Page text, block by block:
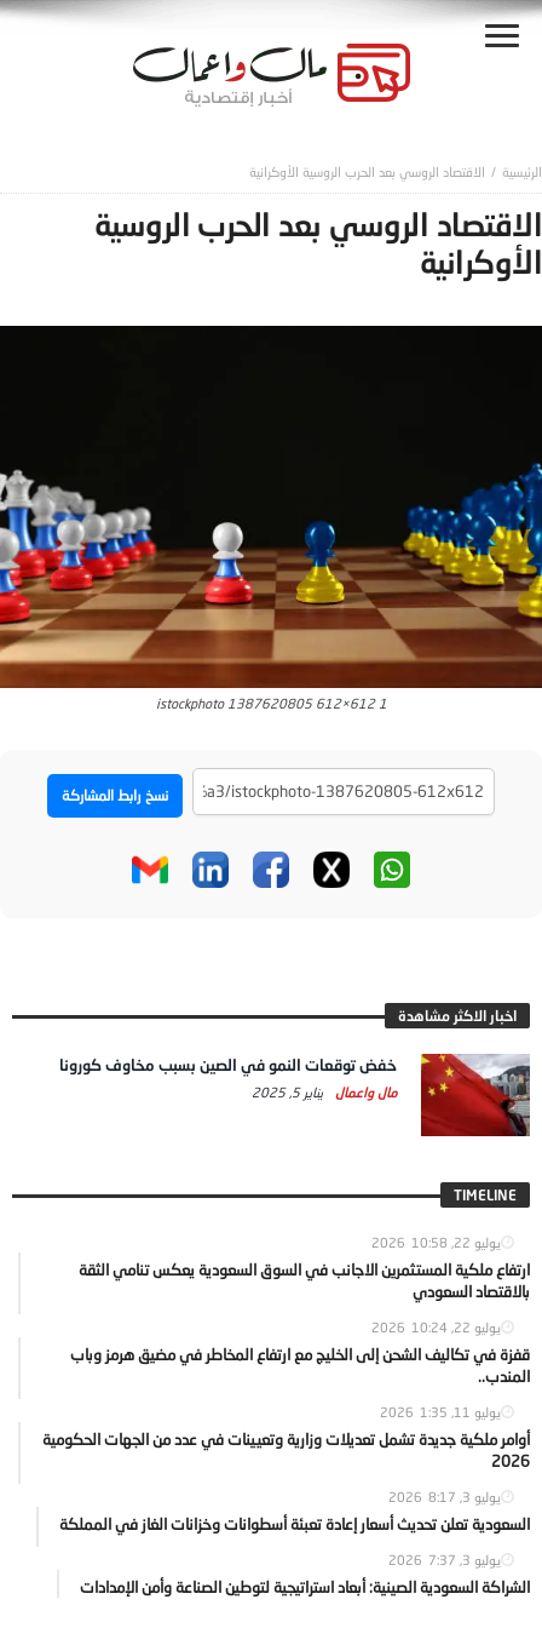
الاقتصاد الروسي بعد الحرب الروسية الأوكرانية
الاقتصاد الروسي بعد الحرب الروسية
الأوكرانية
istockphoto 1387620805 612×612 1
نسخ رابط المشاركة
اخبار الاكثر مشاهدة
خفض توقعات النمو في الصين بسبب مخاوف كورونا
مال واعمال يناير 5, 2025
TIMELINE
يوليو 22, 2026 10:58
ارتفاع ملكية المستثمرين الاجانب في السوق السعودية يعكس تنامي الثقة
بالاقتصاد السعودي
يوليو 22, 2026 10:24
قفزة في تكاليف الشحن إلى الخليج مع ارتفاع المخاطر في مضيق هرمز وباب
المندب..
يوليو 11, 2026 1:35
أوامر ملكية جديدة تشمل تعديلات وزارية وتعيينات في عدد من الجهات الحكومية
2026
يوليو 3, 2026 8:17
السعودية تعلن تحديث أسعار إعادة تعبئة أسطوانات وخزانات الغاز في المملكة
يوليو 3, 2026 7:37
الشراكة السعودية الصينية: أبعاد استراتيجية لتوطين الصناعة وأمن الإمدادات